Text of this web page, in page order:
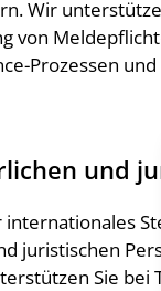
Wir
von
Prozessen
und
juristischen
Sie bei